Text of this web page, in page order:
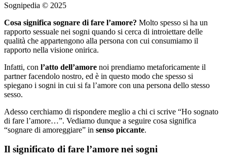
Sognipedia © 2025
Cosa significa sognare di fare l’amore? Molto spesso si ha un
rapporto sessuale nei sogni quando si cerca di introiettare delle
qualità che appartengono alla persona con cui consumiamo il
rapporto nella visione onirica.
Infatti, con l’atto dell’amore noi prendiamo metaforicamente il
partner facendolo nostro, ed è in questo modo che spesso si
spiegano i sogni in cui si fa l’amore con una persona dello stesso
sesso.
Adesso cerchiamo di rispondere meglio a chi ci scrive “Ho sognato
di fare l’amore…”. Vediamo dunque a seguire cosa significa
“sognare di amoreggiare” in senso piccante.
Il significato di fare l’amore nei sogni